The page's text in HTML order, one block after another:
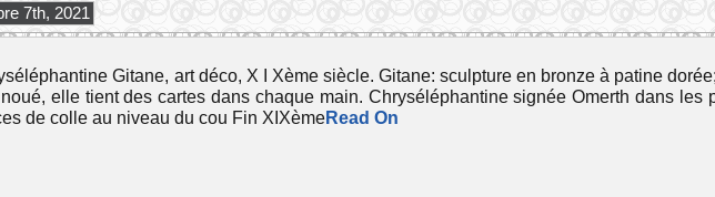
7th, 2021
Gitane, art déco, X I Xème siècle. Gitane: sculpture en bronze à patine
noué, elle tient des cartes dans chaque main. Chryséléphantine signée Omerth dans les
de colle au niveau du cou Fin XIXèmeRead On